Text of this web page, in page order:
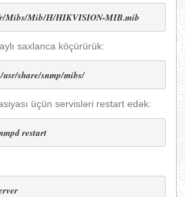
Mibs/Mib/H/HIKVISION-MIB.mib
saxlanca köçürürük:
share/snmp/mibs/
üçün servisləri restart edək:
restart